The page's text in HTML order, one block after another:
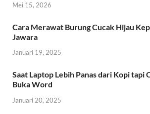
Mei 15, 2026
Cara Merawat Burung Cucak Hijau
Jawara
Januari 19, 2025
Saat Laptop Lebih Panas dari Kopi tapi
Buka Word
Januari 20, 2025